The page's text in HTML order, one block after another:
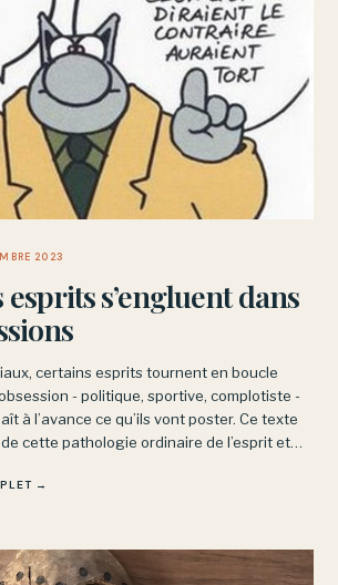
2023
s’engluent dans
certains esprits tournent en boucle
- politique, sportive, complotiste -
à l’avance ce qu’ils vont poster. Ce texte
cette pathologie ordinaire de l’esprit et
→